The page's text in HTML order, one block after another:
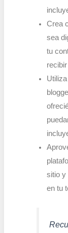
Crea
sea
tu
sitio y
en tu